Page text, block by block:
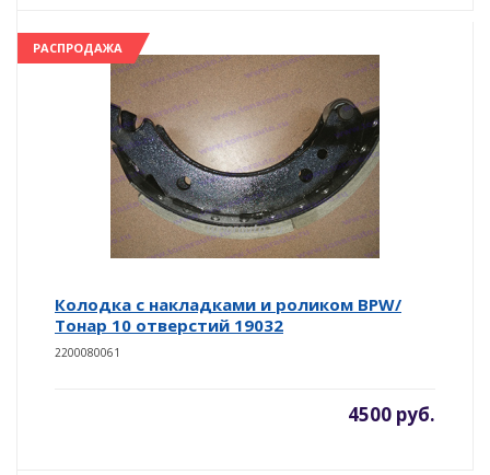
РАСПРОДАЖА
Колодка с накладками и роликом BPW/
Тонар 10 отверстий 19032
2200080061
4500 руб.